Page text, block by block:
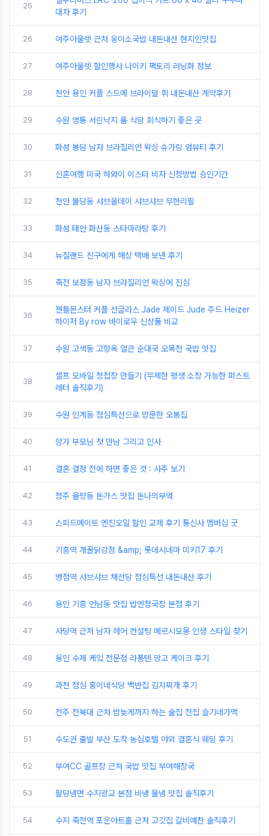
25
대차 후기
26 여주아울렛 근처 웅이소국밥 내돈내산 현지인맛집
27 여주아울렛 할인행사 나이키 팩토리 러닝화 정보
28 천안 용인 커플 스드메 브라이덜 휘 내돈내산 계약후기
29 수원 영통 서린낙지 룸 식당 회식하기 좋은 곳
30 화성 봉담 남자 브라질리언 왁싱 슈가링 엄뷰티 후기
31 신혼여행 미국 하와이 이스타 비자 신청방법 승인기간
32 천안 불당동 샤브올데이 샤브샤브 무한리필
33 화성 태안 화산동 스타마라탕 후기
34 뉴질랜드 친구에게 해상 택배 보낸 후기
35 죽전 보정동 남자 브라질리언 왁싱에 진심
36
젠틀몬스터 커플 선글라스 Jade 제이드 Jude 주드 Heizer
하이저 By row 바이로우 신상품 비교
37 수원 고색동 고향옥 얼큰 순대국 오목천 국밥 맛집
38
셀프 모바일 청첩장 만들기 (무제한 평생 소장 가능한 퍼스트
레터 솔직후기)
39 수원 인계동 점심특선으로 방문한 오봉집
40 양가 부모님 첫 만남 그리고 인사
41 결혼 결정 전에 하면 좋은 것 : 사주 보기
42 청주 율량동 돈가스 맛집 돈나의부엌
43 스피드메이트 엔진오일 할인 교체 후기 통신사 멤버십 굿
44 기흥역 개꿀닭강정 &amp; 롯데시네마 미키17 후기
45 병점역 샤브샤브 채선당 점심특선 내돈내산 후기
46 용인 기흥 언남동 맛집 밥엔청국장 본점 후기
47 사당역 근처 남자 헤어 컨설팅 메르시모몽 인생 스타일 찾기
48 용인 수제 케잌 전문점 라퐁텐 망고 케이크 후기
49 과천 점심 홍이네식당 백반집 김치찌개 후기
50 전주 전북대 근처 밤늦게까지 하는 술집 전집 슬기네가맥
51 수도권 출발 부산 도착 농심호텔 야외 결혼식 웨딩 후기
52 부여CC 골프장 근처 국밥 맛집 부여해장국
53 팔당냉면 수지광교 본점 비냉 물냉 맛집 솔직후기
54 수지 죽전역 포은아트홀 근처 고깃집 갈비예찬 솔직후기